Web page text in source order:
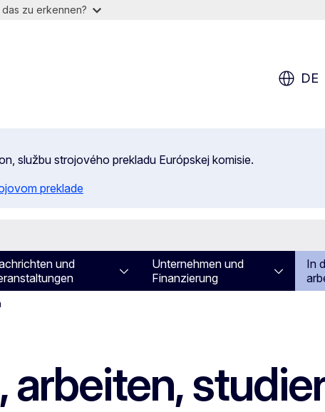
das zu erkennen?
DE
službu strojového prekladu Európskej komisie.
preklade
und
Unternehmen und
Finanzierung
In
arbeiten,